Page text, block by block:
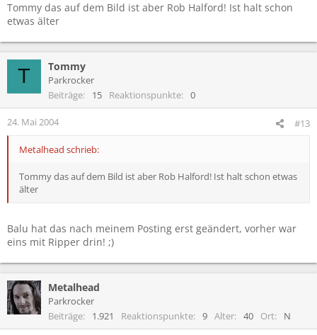
Tommy das auf dem Bild ist aber Rob Halford! Ist halt schon
etwas älter
T Tommy
Parkrocker
Beiträge
15 Reaktionspunkte 0
24. Mai 2004 #13
Metalhead schrieb:
Tommy das auf dem Bild ist aber Rob Halford! Ist halt schon etwas
älter
Balu hat das nach meinem Posting erst geändert, vorher war
eins mit Ripper drin! ;)
Metalhead
Parkrocker
Beiträge
1.921 Reaktionspunkte 9 Alter 40 Ort N